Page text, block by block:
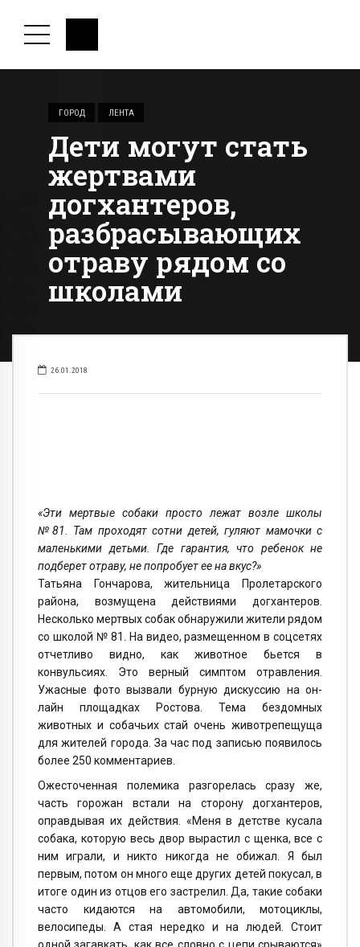
ГОРОД ЛЕНТА
Дети могут стать
жертвами
догхантеров,
разбрасывающих
отраву рядом со
школами
26.01.2018
«Эти мертвые собаки просто лежат возле школы
№81. Там проходят сотни детей, гуляют мамочки с
маленькими детьми. Где гарантия, что ребенок не
подберет отраву, не попробует ее на вкус?»
Татьяна Гончарова, жительница Пролетарского
района, возмущена действиями догхантеров.
Несколько мертвых собак обнаружили жители рядом
со школой № 81. На видео, размещенном в соцсетях
отчетливо видно, как животное бьется в
конвульсиях. Это верный симптом отравления.
Ужасные фото вызвали бурную дискуссию на он-
лайн площадках Ростова. Тема бездомных
животных и собачьих стай очень животрепещуща
для жителей города. За час под записью появилось
более 250 комментариев.
Ожесточенная полемика разгорелась сразу же,
часть горожан встали на сторону догхантеров,
оправдывая их действия. «Меня в детстве кусала
собака, которую весь двор вырастил с щенка, все с
ним играли, и никто никогда не обижал. Я был
первым, потом он много еще других детей покусал, в
итоге один из отцов его застрелил. Да, такие собаки
часто кидаются на автомобили, мотоциклы,
велосипеды. А стая нередко и на людей. Стоит